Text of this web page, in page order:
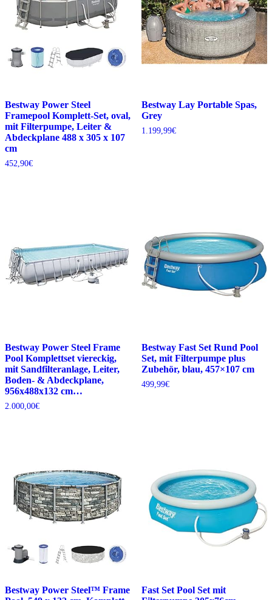
Bestway Power Steel
Framepool Komplett-Set, oval,
mit Filterpumpe, Leiter &
Abdeckplane 488 x 305 x 107
cm
452,90€
Bestway Lay Portable Spas,
Grey
1.199,99€
Bestway Power Steel Frame
Pool Komplettset viereckig,
mit Sandfilteranlage, Leiter,
Boden- & Abdeckplane,
956x488x132 cm…
2.000,00€
Bestway Fast Set Rund Pool
Set, mit Filterpumpe plus
Zubehör, blau, 457×107 cm
499,99€
Bestway Power Steel™ Frame
Fast Set Pool Set mit